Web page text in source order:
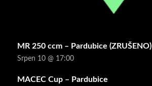
MR 250 ccm – Pardubice (ZRUŠENO)
Srpen 10 @ 17:00
MACEC Cup – Pardubice